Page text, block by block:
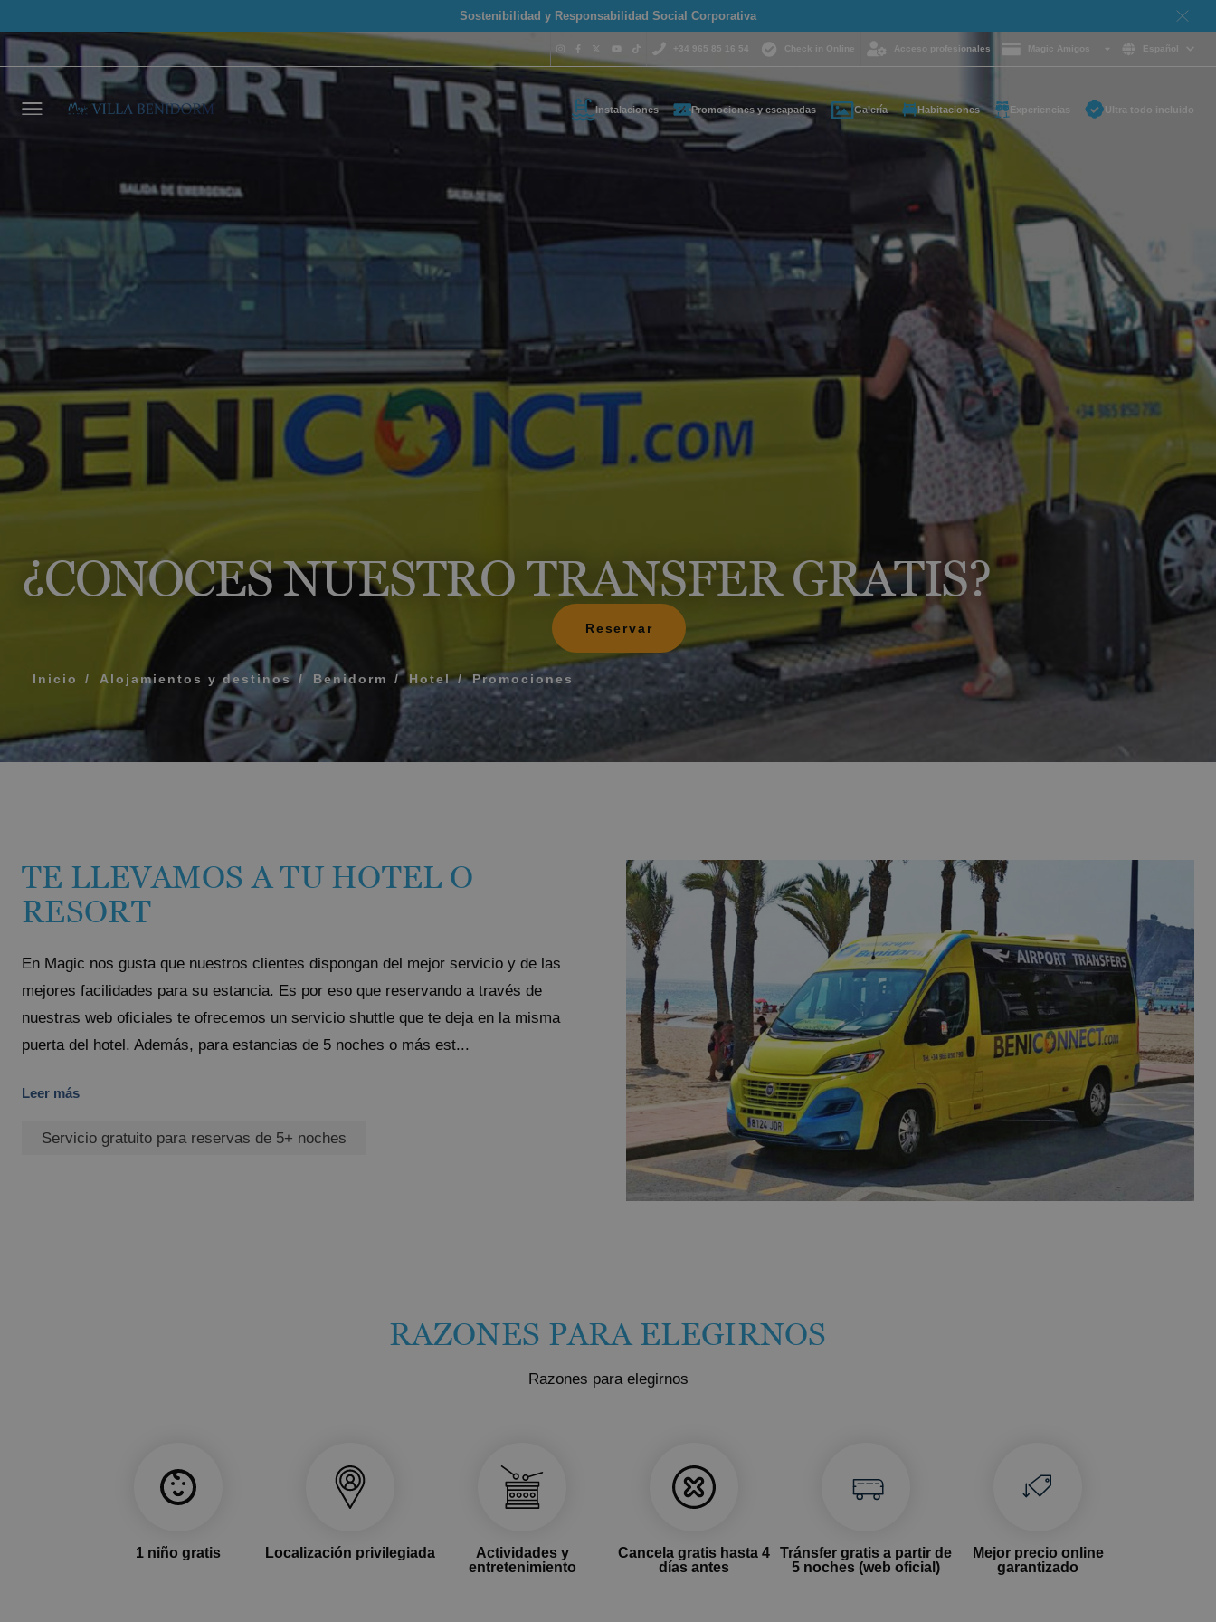
Sostenibilidad y Responsabilidad Social Corporativa
+34 965 85 16 54
¿Necesitas ayuda y quieres
+34 965 85 16 54
reservas@magichotelgroup.com
Estamos disponibles para ti a cualquier
hora del día.
¿Qué incluye mi régimen?
Cómo reservar y gestión de tu reserva
Modificar mi reserva
Cancelar mi reserva
Otras consultas
Déjanos tus datos de contacto y te
llamaremos lo antes posible
MENSAJE
HORARIO PREFERIDO PARA QUE TE LLAMEMOS
Acepto los términos y las condiciones de privacidad
Check in Online Acceso profesionales Magic Amigos Español
Instalaciones Promociones y escapadas Galería Habitaciones Experiencias Ultra todo incluido
¿CONOCES NUESTRO TRANSFER GRATIS?
Reservar
Inicio Alojamientos y destinos Benidorm Hotel Promociones
TE LLEVAMOS A TU HOTEL O
RESORT
En Magic nos gusta que nuestros clientes dispongan del mejor servicio y de las
mejores facilidades para su estancia. Es por eso que reservando a través de
nuestras web oficiales te ofrecemos un servicio shuttle que te deja en la misma
puerta del hotel. Además, para estancias de 5 noches o más est...
Leer más
Servicio gratuito para reservas de 5+ noches
RAZONES PARA ELEGIRNOS
Razones para elegirnos
1 niño gratis Localización privilegiada
Actividades y
entretenimiento
Cancela gratis hasta 4
días antes
Tránsfer gratis a partir de
5 noches (web oficial)
Mejor precio online
garantizado